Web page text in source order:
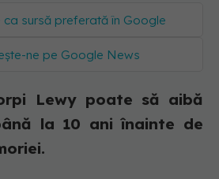
sursă preferată în Google
ne pe Google News
Lewy poate să aibă
la 10 ani înainte de